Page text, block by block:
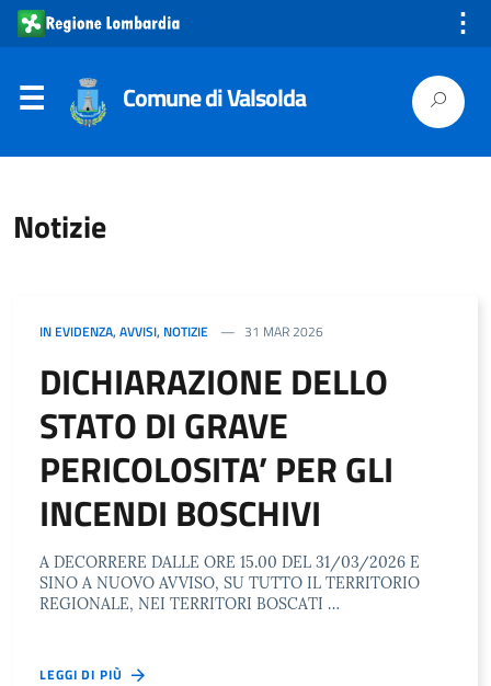
⋮
Comune di Valsolda
Notizie
IN EVIDENZA, AVVISI, NOTIZIE 31 MAR 2026
DICHIARAZIONE DELLO
STATO DI GRAVE
PERICOLOSITA’ PER GLI
INCENDI BOSCHIVI
A DECORRERE DALLE ORE 15.00 DEL 31/03/2026 E
SINO A NUOVO AVVISO, SU TUTTO IL TERRITORIO
REGIONALE, NEI TERRITORI BOSCATI …
LEGGI DI PIÙ